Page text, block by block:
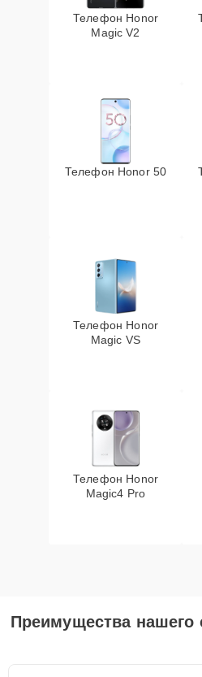
Телефон Honor
Magic V2
Телефон Honor 50
Телефон Honor
Magic VS
Телефон Honor
Magic4 Pro
Преимущества нашего